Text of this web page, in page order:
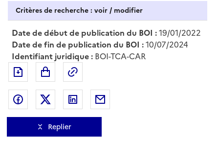
Critères de recherche : voir / modifier
Date de début de publication du BOI :19/01/2022
Date de fin de publication du BOI :10/07/2024
Identifiant juridique : BOI-TCA-CAR
Exporter le document au format pdf
Partager sur Facebook
Partager sur Twitter
Partager sur LinkedIn
Replier